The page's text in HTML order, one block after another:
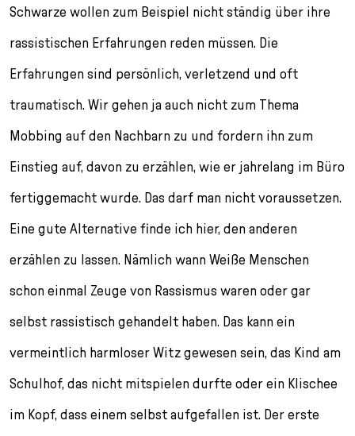
Schwarze wollen zum Beispiel nicht ständig über ihre
rassistischen Erfahrungen reden müssen. Die
Erfahrungen sind persönlich, verletzend und oft
traumatisch. Wir gehen ja auch nicht zum Thema
Mobbing auf den Nachbarn zu und fordern ihn zum
Einstieg auf, davon zu erzählen, wie er jahrelang im Büro
fertiggemacht wurde. Das darf man nicht voraussetzen.
Eine gute Alternative finde ich hier, den anderen
erzählen zu lassen. Nämlich wann Weiße Menschen
schon einmal Zeuge von Rassismus waren oder gar
selbst rassistisch gehandelt haben. Das kann ein
vermeintlich harmloser Witz gewesen sein, das Kind am
Schulhof, das nicht mitspielen durfte oder ein Klischee
im Kopf, dass einem selbst aufgefallen ist. Der erste